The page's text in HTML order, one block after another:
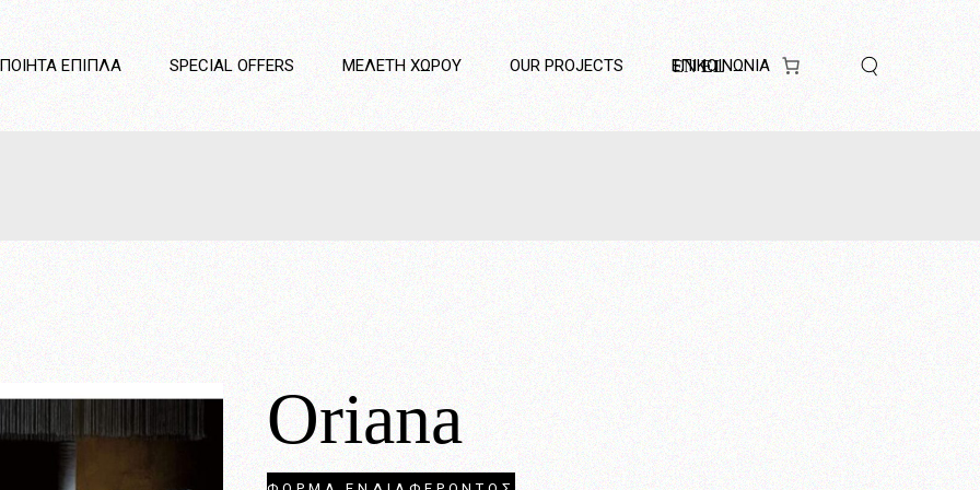
ΈΠΙΠΛΑ
Δωμάτιο
SPECIAL OFFERS ΜΕΛΈΤΗ ΧΏΡΟΥ OUR PROJECTS ΕΠΙΚΟΙΝΩΝΊΑ
EN EL
Κρεβατοκάμαρες
Καναπέδες
Καθιστικό
Διαχωριστικά
Oriana